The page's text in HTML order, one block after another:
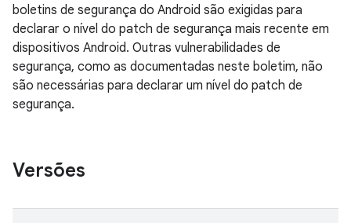
boletins de segurança do Android são exigidas para
declarar o nível do patch de segurança mais recente em
dispositivos Android. Outras vulnerabilidades de
segurança, como as documentadas neste boletim, não
são necessárias para declarar um nível do patch de
segurança.
Versões